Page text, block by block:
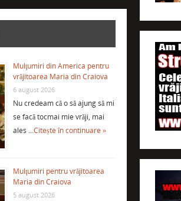
Mulţumiri din America pentru
vrăjitoarea Maria din Craiova
6 august 2026
Nu credeam că o să ajung să mi
se facă tocmai mie vrăji, mai
ales …Citește în continuare »
Mulţumiri pentru vrăjitoarea
Maria din Craiova
5 august 2026